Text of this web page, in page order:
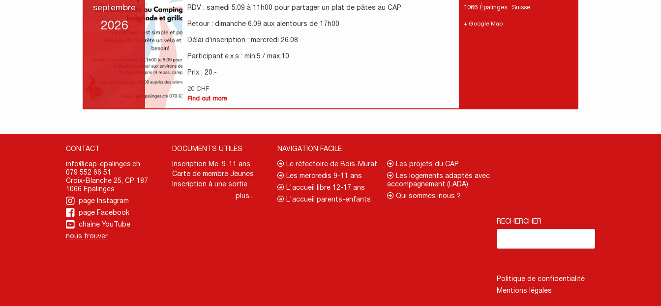
septembre
2026
RDV : samedi 5.09 à 11h00 pour partager un plat de pâtes au CAP
Retour : dimanche 6.09 aux alentours de 17h00
Délai d’inscription : mercredi 26.08
Participant.e.x.s : min.5 / max.10
Prix : 20.-
20 CHF
Find out more
1066 Épalinges, Suisse
+ Google Map
CONTACT
info@cap-epalinges.ch
079 552 66 51
Croix-Blanche 25, CP 187
1066 Epalinges
page Instagram
page Facebook
chaine YouTube
nous trouver
DOCUMENTS UTILES
Inscription Me. 9-11 ans
Carte de membre Jeunes
Inscription à une sortie
plus...
NAVIGATION FACILE
Le réfectoire de Bois-Murat
Les mercredis 9-11 ans
L'accueil libre 12-17 ans
L'accueil parents-enfants
Les projets du CAP
Les logements adaptés avec
accompagnement (LADA)
Qui sommes-nous ?
RECHERCHER
Politique de confidentialité
Mentions légales